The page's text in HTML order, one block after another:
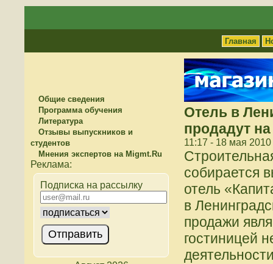
Главная
Общие сведения
Программа обучения
Литература
Отзывы выпускников и
студентов
Мнения экспертов на Migmt.Ru
Подписка на рассылку
Отель в
продадут
11:17 - 18 мая 2010
собирается
отель
в
продажи
гостиницей